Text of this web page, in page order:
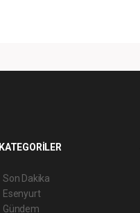
KATEGORİLER
Son Dakika
Esenyurt
Gündem